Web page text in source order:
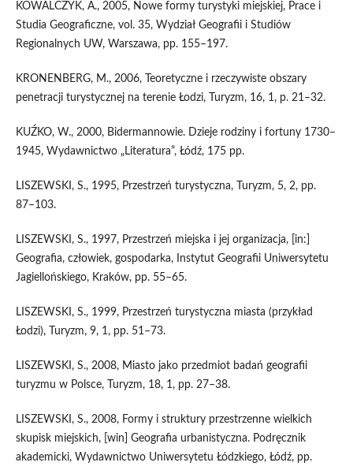
KOWALCZYK, A., 2005, Nowe formy turystyki miejskiej, Prace i
Studia Geograficzne, vol. 35, Wydział Geografii i Studiów
Regionalnych UW, Warszawa, pp. 155–197.
KRONENBERG, M., 2006, Teoretyczne i rzeczywiste obszary
penetracji turystycznej na terenie Łodzi, Turyzm, 16, 1, p. 21–32.
KUŹKO, W., 2000, Bidermannowie. Dzieje rodziny i fortuny 1730–
1945, Wydawnictwo „Literatura”, Łódź, 175 pp.
LISZEWSKI, S., 1995, Przestrzeń turystyczna, Turyzm, 5, 2, pp.
87–103.
LISZEWSKI, S., 1997, Przestrzeń miejska i jej organizacja, [in:]
Geografia, człowiek, gospodarka, Instytut Geografii Uniwersytetu
Jagiellońskiego, Kraków, pp. 55–65.
LISZEWSKI, S., 1999, Przestrzeń turystyczna miasta (przykład
Łodzi), Turyzm, 9, 1, pp. 51–73.
LISZEWSKI, S., 2008, Miasto jako przedmiot badań geografii
turyzmu w Polsce, Turyzm, 18, 1, pp. 27–38.
LISZEWSKI, S., 2008, Formy i struktury przestrzenne wielkich
skupisk miejskich, [win] Geografia urbanistyczna. Podręcznik
akademicki, Wydawnictwo Uniwersytetu Łódzkiego, Łódź, pp.